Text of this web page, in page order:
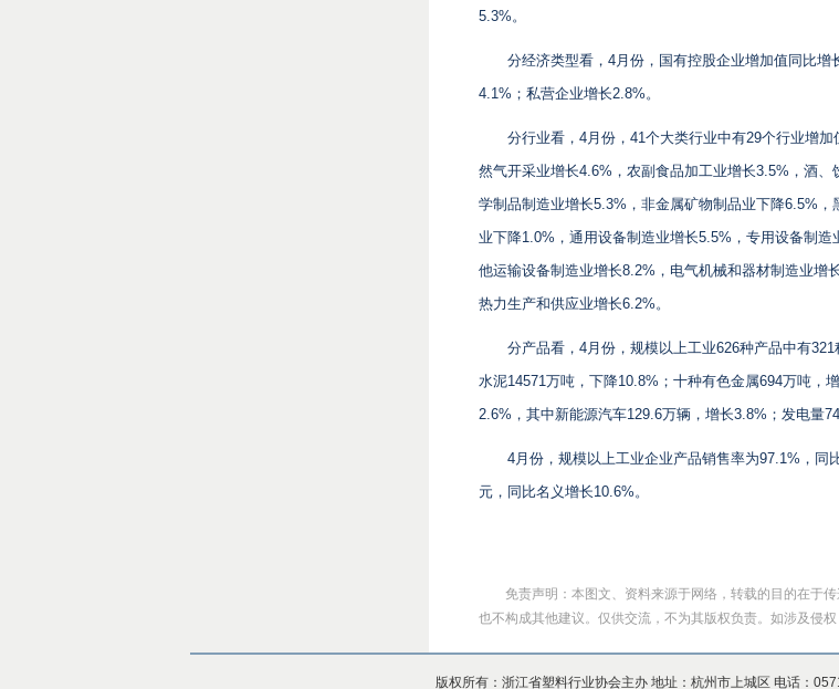
5.3%。
分经济类型看，4月份，国有控股企业增加值同比
4.1%；私营企业增长2.8%。
分行业看，4月份，41个大类行业中有29个行业增
然气开采业增长4.6%，农副食品加工业增长3.5%，酒
学制品制造业增长5.3%，非金属矿物制品业下降6.5%
业下降1.0%，通用设备制造业增长5.5%，专用设备制
他运输设备制造业增长8.2%，电气机械和器材制造业增
热力生产和供应业增长6.2%。
分产品看，4月份，规模以上工业626种产品中有
水泥14571万吨，下降10.8%；十种有色金属694万吨，
2.6%，其中新能源汽车129.6万辆，增长3.8%；发电量
4月份，规模以上工业企业产品销售率为97.1%，同
元，同比名义增长10.6%。
免责声明：本图文、资料来源于网络，转载的目的在于
也不构成其他建议。仅供交流，不为其版权负责。如涉及侵
版权所有：浙江省塑料行业协会主办 地址：杭州市上城区 电话：